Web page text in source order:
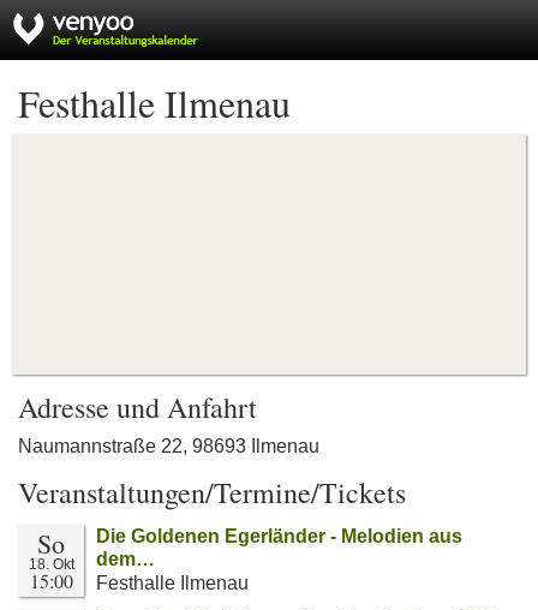
Festhalle Ilmenau
Adresse und Anfahrt
Naumannstraße 22, 98693 Ilmenau
Veranstaltungen/Termine/Tickets
So
18. Okt
15:00
Die Goldenen Egerländer - Melodien aus
dem…
Festhalle Ilmenau